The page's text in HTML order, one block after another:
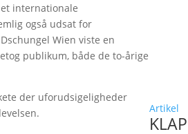
internationale
også udsat for
Wien viste en
publikum, både de to-årige
der uforudsigeligheder
Artikel